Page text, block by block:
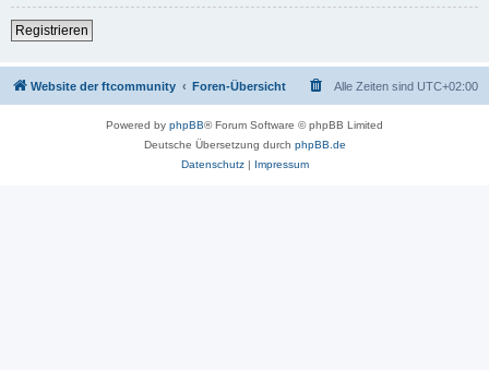
Registrieren
Website der ftcommunity Foren-Übersicht Alle Zeiten sind UTC+02:00
Powered by phpBB® Forum Software © phpBB Limited
Deutsche Übersetzung durch phpBB.de
Datenschutz| Impressum